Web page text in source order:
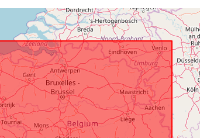
uriRef:
:
Bestreken
tijdvak: